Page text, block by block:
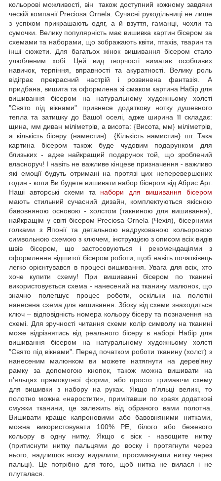
кольорові можливості, він також доступний кожному завдяки
ческій компанії Preciosa Ornela. Сучасні рукодільниці не лише
з успіхом прикрашають одяг, а й взуття, гаманці, чохли та
сумочки. Велику популярність має вишивка картин бісером за
схемами та наборами, що зображають квіти, птахів, тварин та
інші сюжети. Для багатьох жінок вишивання бісером стало
улюбленим хобі. Цей вид творчості вимагає особливих
навичок, терпіння, вправності та акуратності. Велику роль
відіграє прекрасний настрій і розвинена фантазія. А
придбана, вишита та оформлена зі смаком картина Набір для
вишивання бісером на натуральному художньому холсті
"Свято під вікнами" привнесе додаткову нотку душевного
тепла та затишку до Вашої оселі, адже ширина її складає:
щина, мм диван міліметрів, а висота: {Висота, мм} міліметрів,
а кількість бісеру (наместин) {Кількість намистин} шт. Така
картина бісером також буде чудовим подарунком для
близьких - адже найкращий подарунок той, що зроблений
власноруч! І навіть не важливе кінцеве призначення - важливо
які емоції будуть отримані на протязі цих неперевершених
годин - коли Ви будете вишивати набор бісером від Абрис Арт.
Наші авторські схеми та набори для вишивання бісером
мають стильний сучасний дизайн, комплектуються якісною
бавовняною основою - холстом (такниною для вишивання),
найкращім у світі бісером Preciosa Ornela (Чехія), бісерними
голками з Японії та детальною надрукованою кольоровою
символьною схемою з ключем, інструкцією з описом всіх видів
швів бісером, що застосовуються і рекомендаціями з
оформлення відшитої бісером роботи, щоб навіть початківець
легко орієнтувався в процесі вишивання. Увага для всіх, хто
хоче купити схему! При вишиванні бісером по тканині
використовується схема - нанесений на тканину малюнок, що
значно полегшує процес роботи, оскільки на полотні
нанесена схема для вишивання. Збоку від схеми знаходиться
ключ – відповідність номера кольору бісеру та позначення на
схемі. Для зручності читання схеми колір символу на тканині
може відрізнятись від реального бісеру в наборі Набір для
вишивання бісером на натуральному художньому холсті
"Свято під вікнами". Перед початком роботи тканину (холст) з
нанесеним малюнком ви можете натягнути на дерев'яну
рамку за допомогою кнопок, також можна вишивати на
п'яльцях прямокутної форми, або просто тримаючи схему
для вишивки з набору на руках. Якщо п'яльці великі, то
полотно можна «наростити», примітавши по краях додаткові
смужки тканини, це залежить від обраного вами полотна.
Вишивати краще капроновими або бавовняними нитками,
можна використовувати 100% РЕ, білого або бежевого
кольору в одну нитку. Якщо є віск - навощите нитку
(притиснути нитку пальцями до воску і протягнути через
нього, надлишок воску видалити, просмикнувши нитку через
пальці). Це потрібно для того, щоб нитка не вилася і не
плуталася.